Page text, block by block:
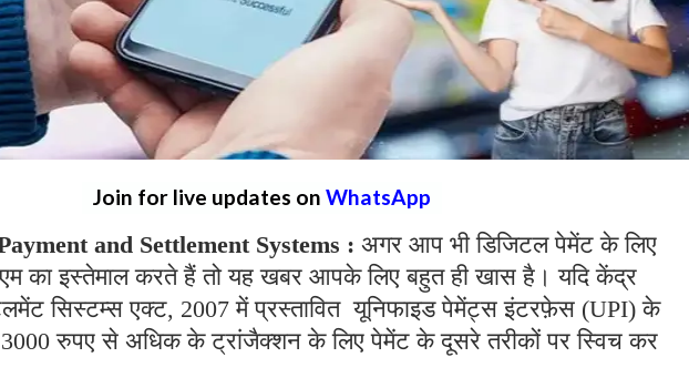
Join for live updates on WhatsApp
and Settlement Systems : अगर आप भी डिजिटल पेमेंट के लिए
का इस्तेमाल करते हैं तो यह खबर आपके लिए बहुत ही खास है। यदि केंद्र
सिस्टम्स एक्ट, 2007 में प्रस्तावित यूनिफाइड पेमेंट्स इंटरफ़ेस (UPI) के
रुपए से अधिक के ट्रांजैक्शन के लिए पेमेंट के दूसरे तरीकों पर स्विच कर